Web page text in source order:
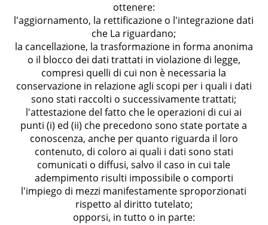
ottenere:
l'aggiornamento, la rettificazione o l'integrazione dati
che La riguardano;
la cancellazione, la trasformazione in forma anonima
o il blocco dei dati trattati in violazione di legge,
compresi quelli di cui non è necessaria la
conservazione in relazione agli scopi per i quali i dati
sono stati raccolti o successivamente trattati;
l'attestazione del fatto che le operazioni di cui ai
punti (i) ed (ii) che precedono sono state portate a
conoscenza, anche per quanto riguarda il loro
contenuto, di coloro ai quali i dati sono stati
comunicati o diffusi, salvo il caso in cui tale
adempimento risulti impossibile o comporti
l'impiego di mezzi manifestamente sproporzionati
rispetto al diritto tutelato;
opporsi, in tutto o in parte: